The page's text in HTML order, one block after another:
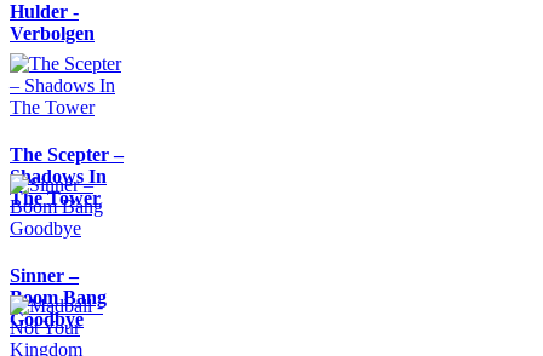
Hulder -
Verbolgen
The Scepter –
Shadows In
The Tower
Sinner –
Boom Bang
Goodbye